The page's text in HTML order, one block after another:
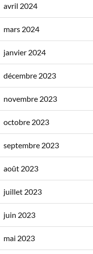
avril 2024
mars 2024
janvier 2024
décembre 2023
novembre 2023
octobre 2023
septembre 2023
août 2023
juillet 2023
juin 2023
mai 2023